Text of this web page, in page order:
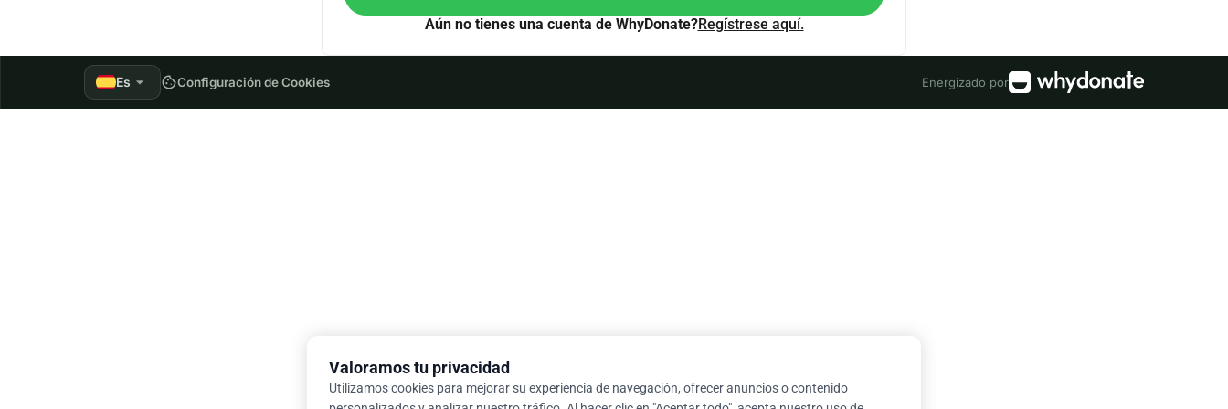
Aún no tienes una cuenta de WhyDonate?Regístrese aquí.
Es arrow_drop_down cookieConfiguración de Cookies Energizado por
Valoramos tu privacidad
Utilizamos cookies para mejorar su experiencia de navegación, ofrecer anuncios o contenido